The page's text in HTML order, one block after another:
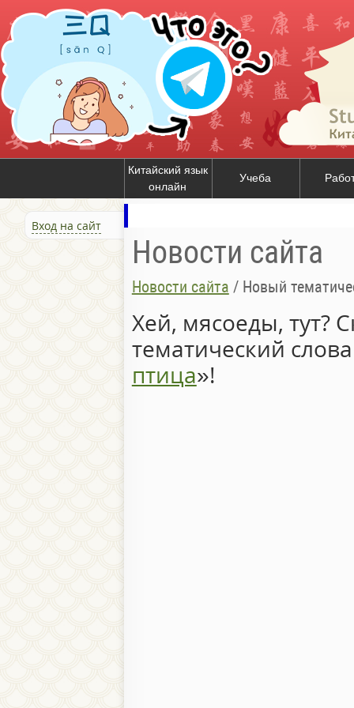
Китайский язык
онлайн
Учеба
Вход на сайт
Новости сайта
Новости сайта / Новый
Хей, мясоеды, тут?
тематический
птица»!